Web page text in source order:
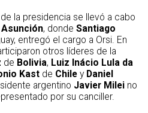
la presidencia se llevó a cabo
Asunción, donde Santiago
entregó el cargo a Orsi. En
otros líderes de la
de Bolivia, Luiz Inácio Lula da
Kastde Chiley Daniel
argentino Javier Mileino
por su canciller.